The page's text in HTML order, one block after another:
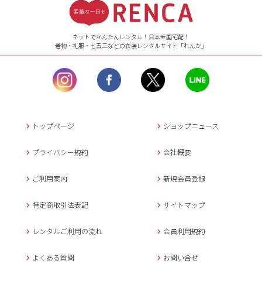
【ご注文（インターネット）】
24時間年中無休
【お問い合わせ窓口（メー
ル）】10:00~17:00
土曜日、日曜日、臨
時休業日を除く。
営業時間外にいただ
返信させていただきま
年末年始、大型連休
メールでのお問い合わせ
ネットでかんたんレンタル！日本全国宅配！
着物・礼服・七五三などの衣装レンタルサイト「れんか」
トップページ ショップニュース
プライバシー規約 会社概要
ご利用案内 新規会員登録
特定商取引法表記 サイトマップ
レンタルご利用の流れ 会員利用規約
よくある質問 お問い合せ